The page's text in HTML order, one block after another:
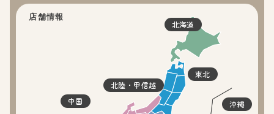
店舗情報
北海道
東北
北陸・甲信越
中国 沖縄